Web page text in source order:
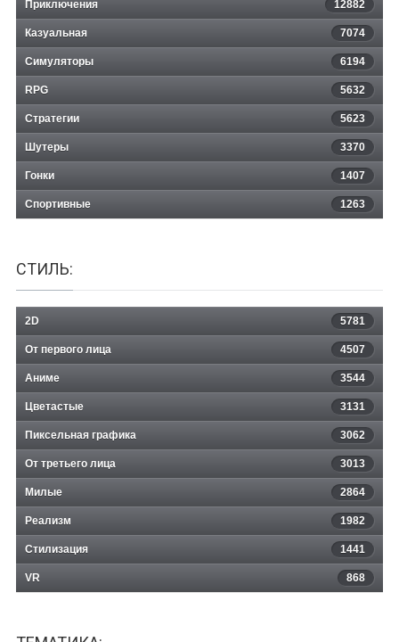
Приключения 12882
Казуальная 7074
Симуляторы 6194
RPG 5632
Стратегии 5623
Шутеры 3370
Гонки 1407
Спортивные 1263
СТИЛЬ:
2D 5781
От первого лица 4507
Аниме 3544
Цветастые 3131
Пиксельная графика 3062
От третьего лица 3013
Милые 2864
Реализм 1982
Стилизация 1441
VR 868